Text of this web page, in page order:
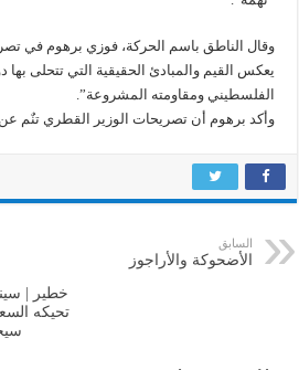
وقال الناطق باسم الحركة، فوزي برهوم في
يعكس القيم والمبادئ الحقيقية التي تتحلى بها
الفلسطيني ومقاومته المشروعة”.
وأكد برهوم أن تصريحات الوزير القطري تنٌم
السابق
الأضحوكة والأراجوز
خطير |
تحيكه